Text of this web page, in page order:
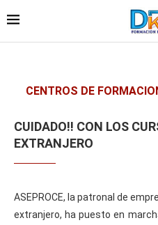
CENTROS DE
CUIDADO!! CON LOS
EXTRANJERO
ASEPROCE, la patronal de
extranjero, ha puesto en